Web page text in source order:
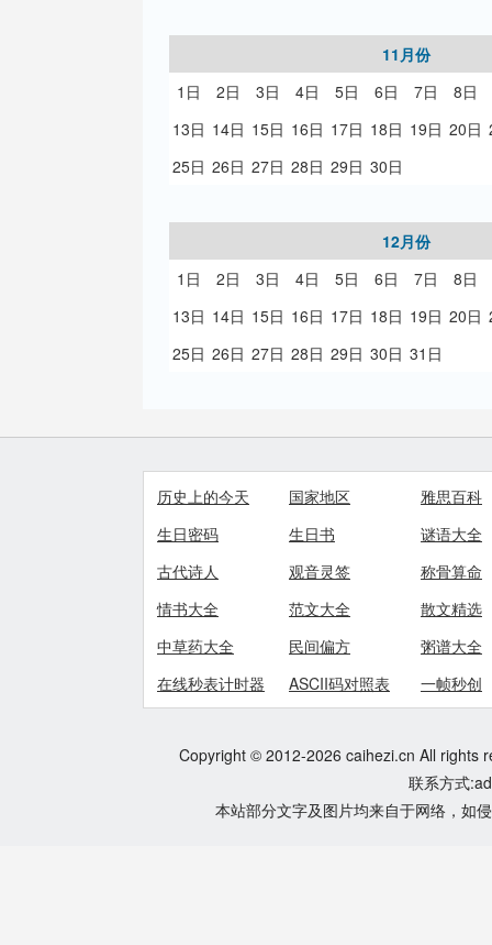
11月份
1日
2日 3日 4日 5日 6日 7日
8日
13日 14日 15日 16日 17日 18日 19日 20日
25日 26日 27日 28日 29日 30日
12月份
1日
2日 3日 4日 5日 6日 7日
8日
13日 14日 15日 16日 17日 18日 19日 20日
25日 26日 27日 28日 29日 30日 31日
历史上的今天 国家地区
雅思百科
生日密码
生日书
谜语大全
古代诗人
观音灵签
称骨算命
情书大全
范文大全
散文精选
中草药大全
民间偏方
粥谱大全
在线秒表计时器
ASCII码对照表 一帧秒创
Copyright © 2012-2026 caihezi.cn All rights
联系方式
本站部分文字及图片均来自于网络，如